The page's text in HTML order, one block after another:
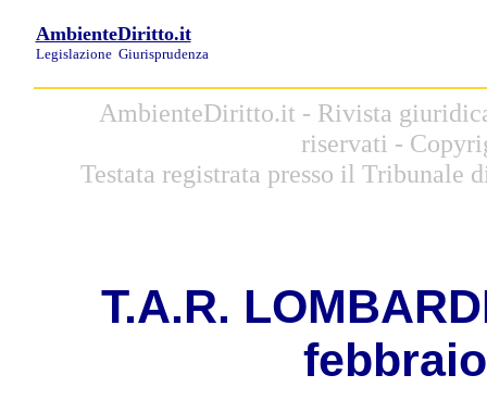
AmbienteDiritto.it
Legislazione Giurisprudenza
AmbienteDiritto.it - Rivista
riservati -
Testata registrata presso il Tribunale
T.A.R. L